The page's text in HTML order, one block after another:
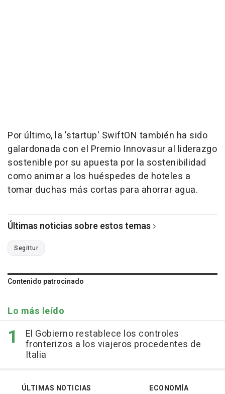
Por último, la 'startup' SwiftON también ha sido
galardonada con el Premio Innovasur al liderazgo
sostenible por su apuesta por la sostenibilidad
como animar a los huéspedes de hoteles a
tomar duchas más cortas para ahorrar agua.
Últimas noticias sobre estos temas
Segittur
Contenido patrocinado
Lo más leído
El Gobierno restablece los controles
fronterizos a los viajeros procedentes de
Italia
ÚLTIMAS NOTICIAS
ECONOMÍA